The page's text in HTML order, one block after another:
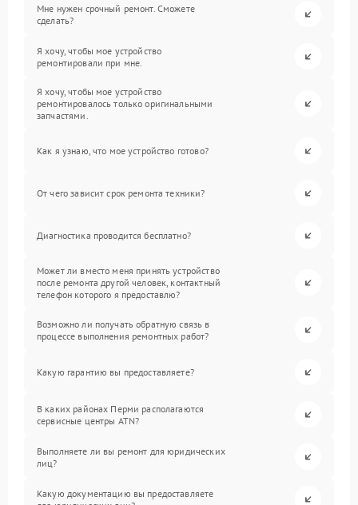
Мне нужен срочный ремонт. Сможете
сделать?
Я хочу, чтобы мое устройство
ремонтировали при мне.
Я хочу, чтобы мое устройство
ремонтировалось только оригинальными
запчастями.
Как я узнаю, что мое устройство готово?
От чего зависит срок ремонта техники?
Диагностика проводится бесплатно?
Может ли вместо меня принять устройство
после ремонта другой человек, контактный
телефон которого я предоставлю?
Возможно ли получать обратную связь в
процессе выполнения ремонтных работ?
Какую гарантию вы предоставляете?
В каких районах Перми располагаются
сервисные центры ATN?
Выполняете ли вы ремонт для юридических
лиц?
Какую документацию вы предоставляете